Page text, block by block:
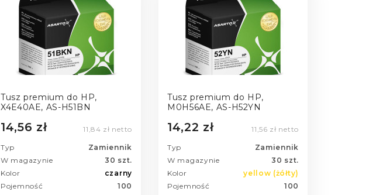
Tusz premium do HP,
X4E40AE, AS-H51BN
14,56 zł 11,84 zł netto
Typ
Zamiennik
W magazynie
30 szt.
Kolor
czarny
Pojemność
100
Tusz premium do HP,
M0H56AE, AS-H52YN
14,22 zł 11,56 zł netto
Typ
Zamiennik
W magazynie
30 szt.
Kolor
yellow (żółty)
Pojemność
100